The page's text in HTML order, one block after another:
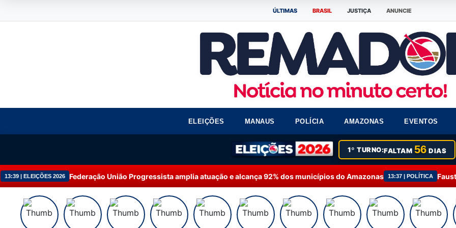
ÚLTIMAS BRASIL JUSTIÇA ANUNCIE
ELEIÇÕES MANAUS POLÍCIA AMAZONAS EVENTOS
1º TURNO:FALTAM 56 DIAS
Federação União Progressista amplia atuação e alcança 92% dos municípios do Amazonas 13:37 | POLÍTICA Fausto Júnior solicita